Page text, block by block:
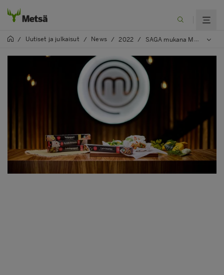
/ Uutiset ja julkaisut / News / 2022 / SAGA mukana MasterChef Suomi -ohjelman yhteistyökumppanina